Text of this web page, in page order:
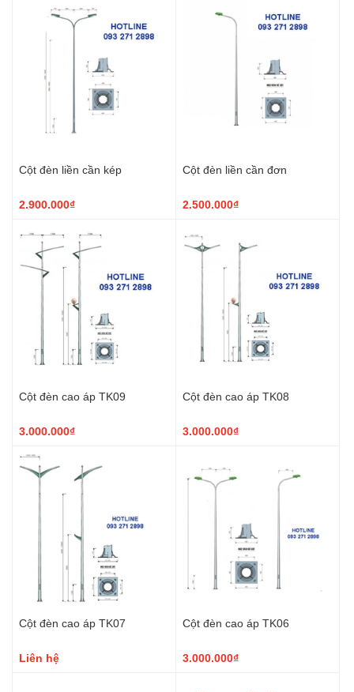
Cột đèn liền cần kép
2.900.000₫
Cột đèn liền cần đơn
2.500.000₫
Cột đèn cao áp TK09
3.000.000₫
Cột đèn cao áp TK08
3.000.000₫
Cột đèn cao áp TK07
Liên hệ
Cột đèn cao áp TK06
3.000.000₫